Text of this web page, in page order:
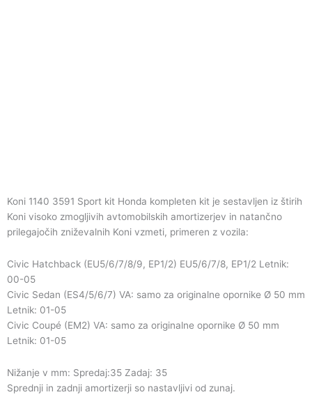
Koni 1140 3591 Sport kit Honda kompleten kit je sestavljen iz štirih
Koni visoko zmogljivih avtomobilskih amortizerjev in natančno
prilegajočih zniževalnih Koni vzmeti, primeren z vozila:
Civic Hatchback (EU5/6/7/8/9, EP1/2) EU5/6/7/8, EP1/2 Letnik:
00-05
Civic Sedan (ES4/5/6/7) VA: samo za originalne opornike Ø 50 mm
Letnik: 01-05
Civic Coupé (EM2) VA: samo za originalne opornike Ø 50 mm
Letnik: 01-05
Nižanje v mm: Spredaj:35 Zadaj: 35
Sprednji in zadnji amortizerji so nastavljivi od zunaj.